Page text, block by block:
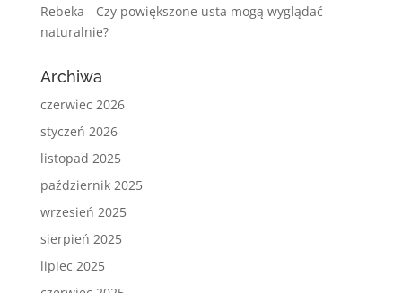
Rebeka - Czy powiększone usta mogą wyglądać
naturalnie?
Archiwa
czerwiec 2026
styczeń 2026
listopad 2025
październik 2025
wrzesień 2025
sierpień 2025
lipiec 2025